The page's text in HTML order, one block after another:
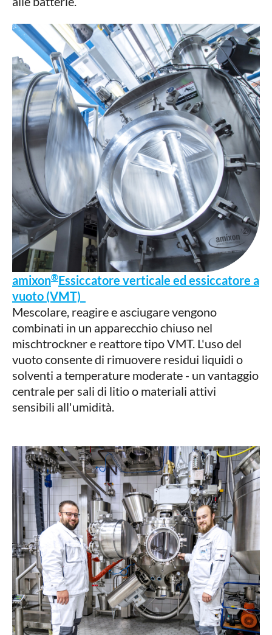
amixon®Essiccatore verticale ed essiccatore a
vuoto (VMT)
Mescolare, reagire e asciugare vengono
combinati in un apparecchio chiuso nel
mischtrockner e reattore tipo VMT. L'uso del
vuoto consente di rimuovere residui liquidi o
solventi a temperature moderate - un vantaggio
centrale per sali di litio o materiali attivi
sensibili all'umidità.